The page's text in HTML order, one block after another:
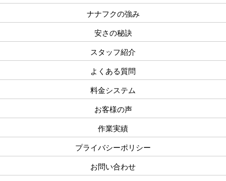
ナナフクの強み
安さの秘訣
スタッフ紹介
よくある質問
料金システム
お客様の声
作業実績
プライバシーポリシー
お問い合わせ